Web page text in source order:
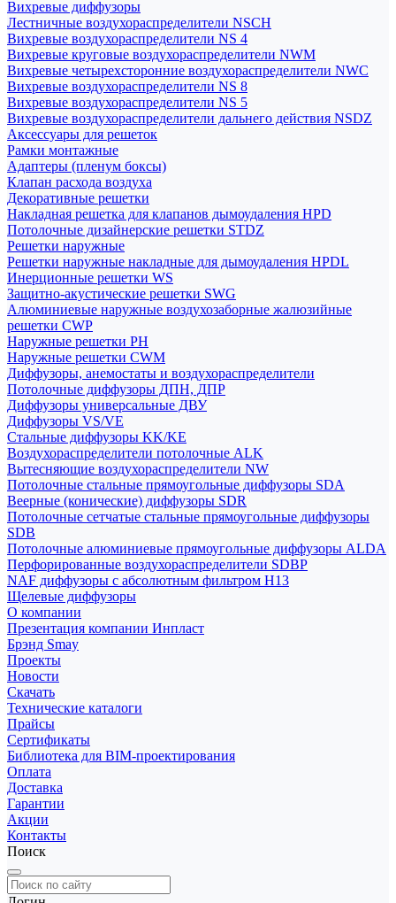
Вихревые диффузоры
Лестничные воздухораспределители NSCH
Вихревые воздухораспределители NS 4
Вихревые круговые воздухораспределители NWM
Вихревые четырехсторонние воздухораспределители NWC
Вихревые воздухораспределители NS 8
Вихревые воздухораспределители NS 5
Вихревые воздухораспределители дальнего действия NSDZ
Аксессуары для решеток
Рамки монтажные
Адаптеры (пленум боксы)
Клапан расхода воздуха
Декоративные решетки
Накладная решетка для клапанов дымоудаления HPD
Потолочные дизайнерские решетки STDZ
Решетки наружные
Решетки наружные накладные для дымоудаления HPDL
Инерционные решетки WS
Защитно-акустические решетки SWG
Алюминиевые наружные воздухозаборные жалюзийные
решетки CWP
Наружные решетки РН
Наружные решетки CWM
Диффузоры, анемостаты и воздухораспределители
Потолочные диффузоры ДПН, ДПР
Диффузоры универсальные ДВУ
Диффузоры VS/VE
Стальные диффузоры KK/KE
Воздухораспределители потолочные ALK
Вытесняющие воздухораспределители NW
Потолочные стальные прямоугольные диффузоры SDA
Веерные (конические) диффузоры SDR
Потолочные сетчатые стальные прямоугольные диффузоры
SDB
Потолочные алюминиевые прямоугольные диффузоры ALDA
Перфорированные воздухораспределители SDBP
NAF диффузоры с абсолютным фильтром Н13
Щелевые диффузоры
О компании
Презентация компании Инпласт
Брэнд Smay
Проекты
Новости
Скачать
Технические каталоги
Прайсы
Сертификаты
Библиотека для BIM-проектирования
Оплата
Доставка
Гарантии
Акции
Контакты
Поиск